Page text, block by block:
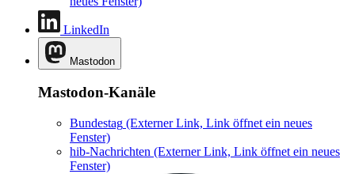
LinkedIn
Mastodon
Mastodon-Kanäle
Bundestag (Externer Link, Link öffnet ein neues
Fenster)
hib-Nachrichten (Externer Link, Link öffnet ein neues
Fenster)